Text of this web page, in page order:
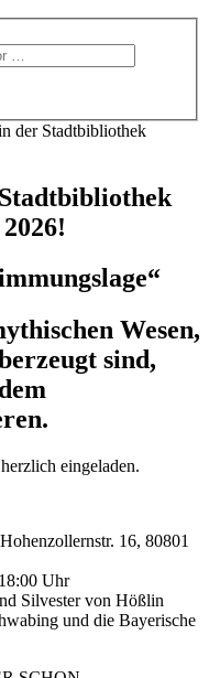
der Stadtbibliothek
Wesen,
sind,
eingeladen.
16, 80801
Uhr
Silvester von Hößlin
und die Bayerische